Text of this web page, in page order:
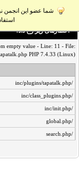
شما عضو این انجمن
اخطار‌های زیر رخ داد:
empty value - Line: 11 - File:
PHP 7.4.33 (Linux)
/inc/plugins/tapatalk.php
/inc/class_plugins.php
/inc/init.php
/global.php
/search.php